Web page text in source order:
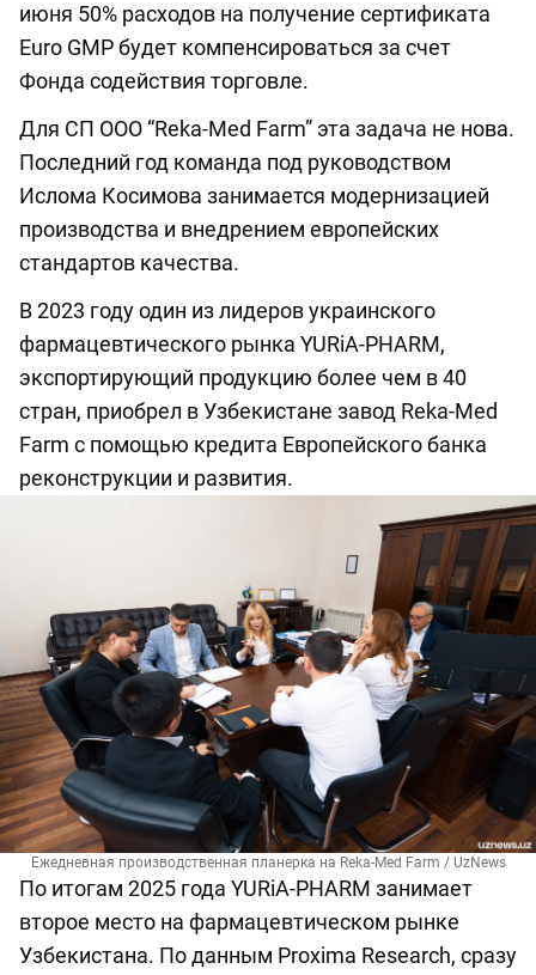
июня 50% расходов на получение сертификата
Euro GMP будет компенсироваться за счет
Фонда содействия торговле.
Для СП ООО “Reka-Med Farm” эта задача не нова.
Последний год команда под руководством
Ислома Косимова занимается модернизацией
производства и внедрением европейских
стандартов качества.
В 2023 году один из лидеров украинского
фармацевтического рынка YURiA-PHARM,
экспортирующий продукцию более чем в 40
стран, приобрел в Узбекистане завод Reka-Med
Farm с помощью кредита Европейского банка
реконструкции и развития.
Ежедневная производственная планерка на Reka-Med Farm / UzNews
По итогам 2025 года YURiA-PHARM занимает
второе место на фармацевтическом рынке
Узбекистана. По данным Proxima Research, сразу